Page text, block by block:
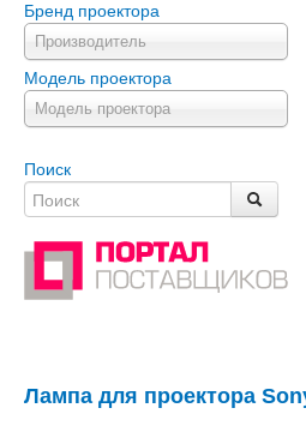
Бренд проектора
Производитель
Модель проектора
Модель проектора
Поиск
Лампа для проектора